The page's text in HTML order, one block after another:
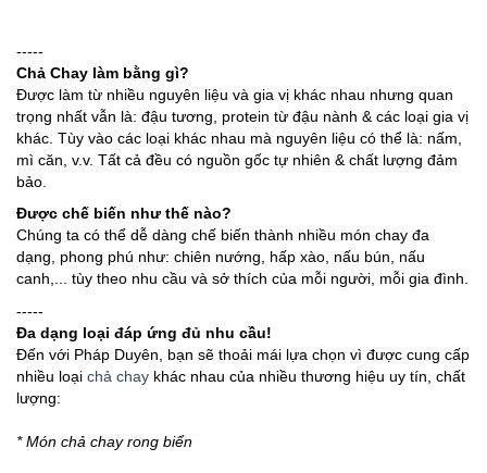
-----
Chả Chay làm bằng gì?
Được làm từ nhiều nguyên liệu và gia vị khác nhau nhưng quan
trọng nhất vẫn là: đậu tương, protein từ đậu nành & các loại gia vị
khác. Tùy vào các loại khác nhau mà nguyên liệu có thể là: nấm,
mì căn, v.v. Tất cả đều có nguồn gốc tự nhiên & chất lượng đảm
bảo.
Được chế biến như thế nào?
Chúng ta có thể dễ dàng chế biến thành nhiều món chay đa
dạng, phong phú như: chiên nướng, hấp xào, nấu bún, nấu
canh,... tùy theo nhu cầu và sở thích của mỗi người, mỗi gia đình.
-----
Đa dạng loại đáp ứng đủ nhu cầu!
Đến với Pháp Duyên, bạn sẽ thoải mái lựa chọn vì được cung cấp
nhiều loại chả chay khác nhau của nhiều thương hiệu uy tín, chất
lượng:
* Món chả chay rong biển